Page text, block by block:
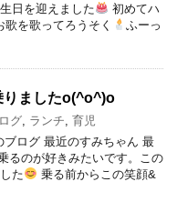
日を迎えました
初めてハ
を歌ってろうそく
ふーっ
りましたo(^o^)o
グ ランチ 育児
ブログ 最近のすみちゃん 最
るのが好きみたいです。この
た
乗る前からこの笑顔&